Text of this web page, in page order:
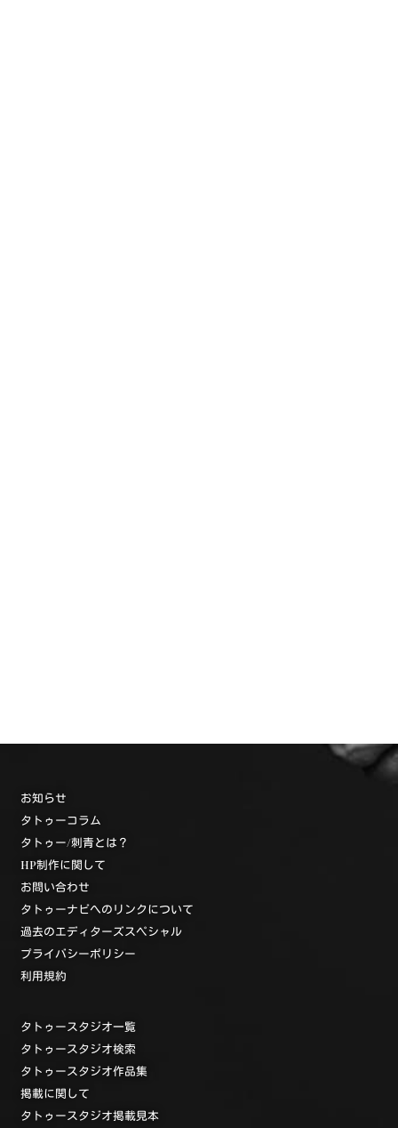
お知らせ
タトゥーコラム
タトゥー/刺青とは？
HP制作に関して
お問い合わせ
タトゥーナビへのリンクについて
過去のエディターズスペシャル
プライバシーポリシー
利用規約
タトゥースタジオ一覧
タトゥースタジオ検索
タトゥースタジオ作品集
掲載に関して
タトゥースタジオ掲載見本